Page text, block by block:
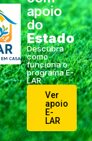
apoio
do
Estado
Descubra
como
funciona o
programa E-
LAR
Ver
apoio
E-
LAR